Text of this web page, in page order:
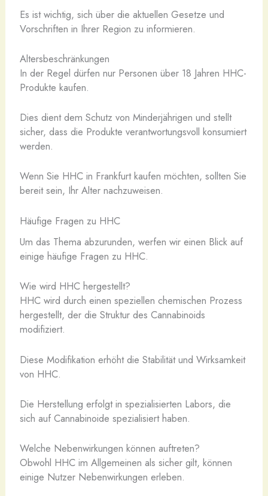
Es ist wichtig, sich über die aktuellen Gesetze und
Vorschriften in Ihrer Region zu informieren.
Altersbeschränkungen
In der Regel dürfen nur Personen über 18 Jahren HHC-
Produkte kaufen.
Dies dient dem Schutz von Minderjährigen und stellt
sicher, dass die Produkte verantwortungsvoll konsumiert
werden.
Wenn Sie HHC in Frankfurt kaufen möchten, sollten Sie
bereit sein, Ihr Alter nachzuweisen.
Häufige Fragen zu HHC
Um das Thema abzurunden, werfen wir einen Blick auf
einige häufige Fragen zu HHC.
Wie wird HHC hergestellt?
HHC wird durch einen speziellen chemischen Prozess
hergestellt, der die Struktur des Cannabinoids
modifiziert.
Diese Modifikation erhöht die Stabilität und Wirksamkeit
von HHC.
Die Herstellung erfolgt in spezialisierten Labors, die
sich auf Cannabinoide spezialisiert haben.
Welche Nebenwirkungen können auftreten?
Obwohl HHC im Allgemeinen als sicher gilt, können
einige Nutzer Nebenwirkungen erleben.